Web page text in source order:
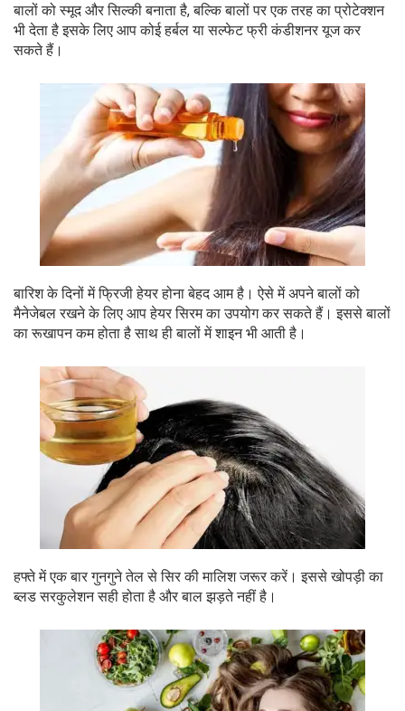
बालों को स्मूद और सिल्की बनाता है, बल्कि बालों पर एक तरह का प्रोटेक्शन
भी देता है इसके लिए आप कोई हर्बल या सल्फेट फ्री कंडीशनर यूज कर
सकते हैं।
बारिश के दिनों में फ्रिजी हेयर होना बेहद आम है। ऐसे में अपने बालों को
मैनेजेबल रखने के लिए आप हेयर सिरम का उपयोग कर सकते हैं। इससे बालों
का रूखापन कम होता है साथ ही बालों में शाइन भी आती है।
हफ्ते में एक बार गुनगुने तेल से सिर की मालिश जरूर करें। इससे खोपड़ी का
ब्लड सरकुलेशन सही होता है और बाल झड़ते नहीं है।